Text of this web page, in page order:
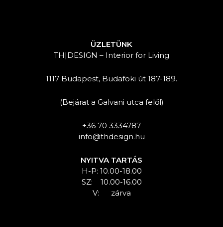
ÜZLETÜNK
TH|DESIGN – Interior for Living
1117 Budapest, Budafoki út 187-189.
(Bejárat a Galvani utca felől)
+36 70 3334787
info@thdesign.hu
NYITVA TARTÁS
H-P: 10.00-18.00
SZ: 10.00-16.00
V: zárva